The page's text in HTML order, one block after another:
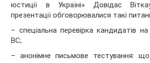
юстиції в Україні» Довідас
презентації обговорювалися такі
– спеціальна перевірка кандидатів
ВС;
– анонімне письмове тестування: